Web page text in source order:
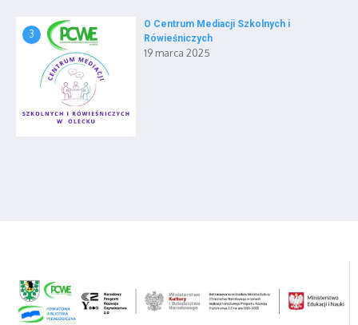
3
O Centrum Mediacji Szkolnych i
Rówieśniczych
19 marca 2025